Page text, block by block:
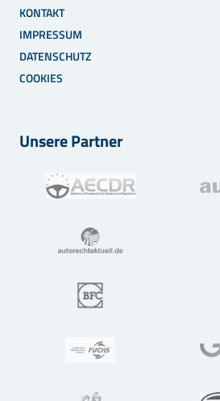
KONTAKT
IMPRESSUM
DATENSCHUTZ
COOKIES
Unsere Partner